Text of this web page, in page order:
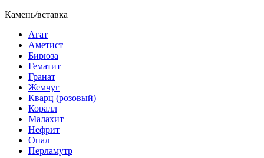
Камень/вставка
Агат
Аметист
Бирюза
Гематит
Гранат
Жемчуг
Кварц (розовый)
Коралл
Малахит
Нефрит
Опал
Перламутр